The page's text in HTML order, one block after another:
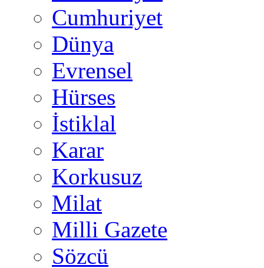
Cumhuriyet
Dünya
Evrensel
Hürses
İstiklal
Karar
Korkusuz
Milat
Milli Gazete
Sözcü